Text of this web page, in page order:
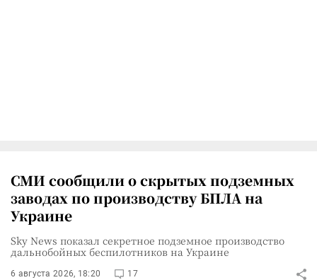
СМИ сообщили о скрытых подземных
заводах по производству БПЛА на
Украине
Sky News показал секретное подземное производство
дальнобойных беспилотников на Украине
6 августа 2026, 18:20 17